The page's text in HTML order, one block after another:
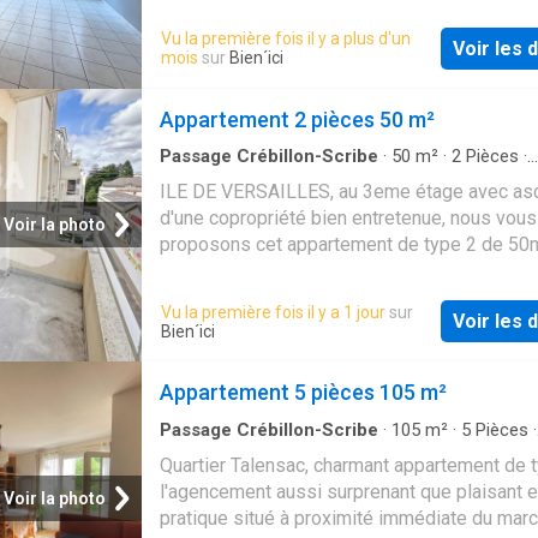
l'ensemble s'ouvrant sur un balcon, une
également sur le balcon, une salle de bains,
séparés. Chauffage au sol individuel
complètent ce bien. DPE: D -191 - GES: B - 7-
Estimation des coûts annuels d'énergie du
entre 840 € et 1200€ par an, suivant prix
des énergies indexés sur les années 2021,
2023 (abonnements compris). Les
les risques auxquels ce bien est exposé sont
www.georisques.gouv.fr (7.55 % d'honoraires
la charge de l'acquéreur.) Copropriété de 59
Charges annuelles: 790.00 euros
Vu la première fois il y a plus d'un
mois sur Bien´ici Voir les
Voir la photo
Appartement 2 pièces 50 m²
Passage Crébillon-Scribe · 50 m² · 2 Pièces ·
ILE DE VERSAILLES, au 3eme étage avec
d'une copropriété bien entretenue, nous vous
proposons cet appartement de type 2 de
avec WC, une chambre avec placard, une
de vie avec balcon. Un parking sécurisé vient
commerces copropriété de 71 lots sans
en cours Les informations concernant les
auxquels ce bien est exposé, sont
le site
Vu la première fois il y a 1 joursur
Bien´ici
Voir les
Voir la photo
Appartement 5 pièces 105 m²
Passage Crébillon-Scribe · 105 m² · 5 Pièces ·
Quartier Talensac, charmant appartement de
l'agencement aussi surprenant que plaisant
pratique situé à proximité immédiate du